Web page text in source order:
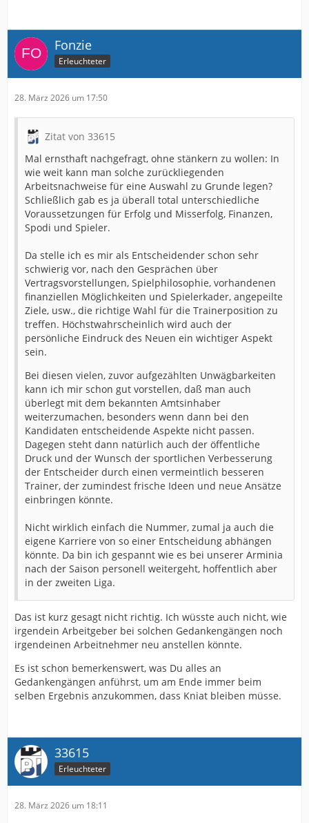
Fonzie
Erleuchteter
28. März 2026 um 17:50
Zitat von 33615
Mal ernsthaft nachgefragt, ohne stänkern zu wollen: In
wie weit kann man solche zurückliegenden
Arbeitsnachweise für eine Auswahl zu Grunde legen?
Schließlich gab es ja überall total unterschiedliche
Voraussetzungen für Erfolg und Misserfolg, Finanzen,
Spodi und Spieler.
Da stelle ich es mir als Entscheidender schon sehr
schwierig vor, nach den Gesprächen über
Vertragsvorstellungen, Spielphilosophie, vorhandenen
finanziellen Möglichkeiten und Spielerkader, angepeilte
Ziele, usw., die richtige Wahl für die Trainerposition zu
treffen. Höchstwahrscheinlich wird auch der
persönliche Eindruck des Neuen ein wichtiger Aspekt
sein.
Bei diesen vielen, zuvor aufgezählten Unwägbarkeiten
kann ich mir schon gut vorstellen, daß man auch
überlegt mit dem bekannten Amtsinhaber
weiterzumachen, besonders wenn dann bei den
Kandidaten entscheidende Aspekte nicht passen.
Dagegen steht dann natürlich auch der öffentliche
Druck und der Wunsch der sportlichen Verbesserung
der Entscheider durch einen vermeintlich besseren
Trainer, der zumindest frische Ideen und neue Ansätze
einbringen könnte.
Nicht wirklich einfach die Nummer, zumal ja auch die
eigene Karriere von so einer Entscheidung abhängen
könnte. Da bin ich gespannt wie es bei unserer Arminia
nach der Saison personell weitergeht, hoffentlich aber
in der zweiten Liga.
Das ist kurz gesagt nicht richtig. Ich wüsste auch nicht, wie
irgendein Arbeitgeber bei solchen Gedankengängen noch
irgendeinen Arbeitnehmer neu anstellen könnte.
Es ist schon bemerkenswert, was Du alles an
Gedankengängen anführst, um am Ende immer beim
selben Ergebnis anzukommen, dass Kniat bleiben müsse.
33615
Erleuchteter
28. März 2026 um 18:11